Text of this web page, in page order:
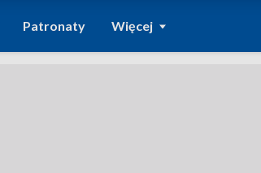
Patronaty Więcej